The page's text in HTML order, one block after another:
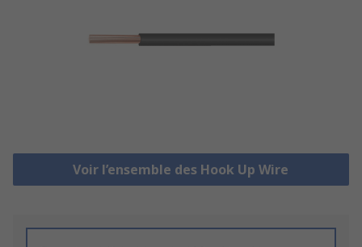
Voir l’ensemble des Hook Up Wire